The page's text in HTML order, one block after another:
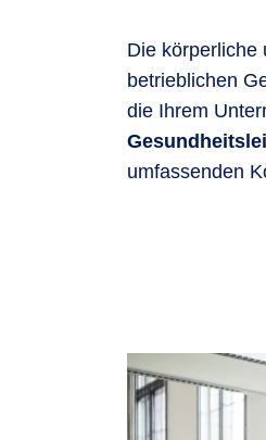
Die körperliche
betrieblichen
die Ihrem
umfassenden